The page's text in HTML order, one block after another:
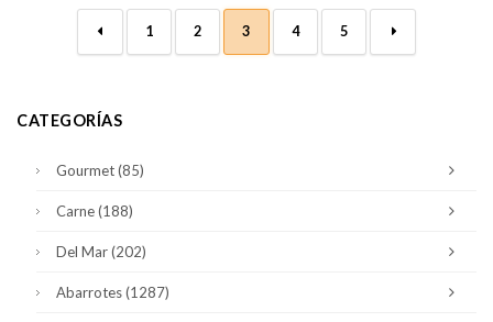
← 1 2 3 4 5 →
CATEGORÍAS
Gourmet(85)
Carne(188)
Del Mar(202)
Abarrotes(1287)